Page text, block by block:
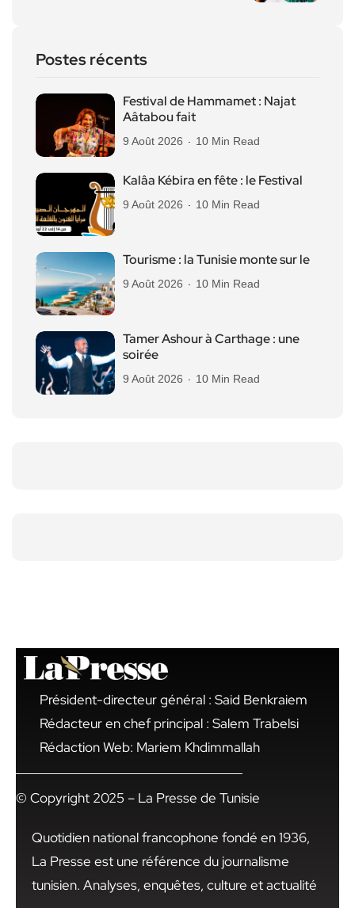
Postes récents
Festival de Hammamet : Najat
Aâtabou fait
9 Août 2026 10 Min Read
Kalâa Kébira en fête : le Festival
9 Août 2026 10 Min Read
Tourisme : la Tunisie monte sur le
9 Août 2026 10 Min Read
Tamer Ashour à Carthage : une
soirée
9 Août 2026 10 Min Read
Président-directeur général : Said Benkraiem
Rédacteur en chef principal : Salem Trabelsi
Rédaction Web: Mariem Khdimmallah
© Copyright 2025 – La Presse de Tunisie
Quotidien national francophone fondé en 1936,
La Presse est une référence du journalisme
tunisien. Analyses, enquêtes, culture et actualité